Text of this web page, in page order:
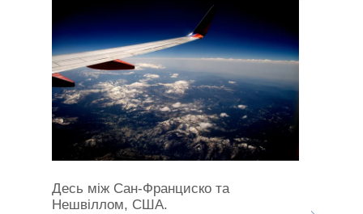
Десь між Сан-Франциско та
Нешвіллом, США.